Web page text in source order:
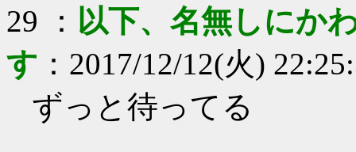
29 ： 以下、名無しにか
す ： 2017/12/12(火)
ずっと待ってる